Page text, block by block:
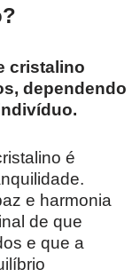
cristalino
dependendo
é
e harmonia
de que
e que a